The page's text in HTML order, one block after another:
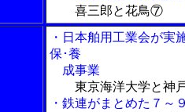
喜三郎と花鳥⑦
・日本舶用工業会が実
保･養
成事業
東京海洋大学と神
・鉄連がまとめた７～